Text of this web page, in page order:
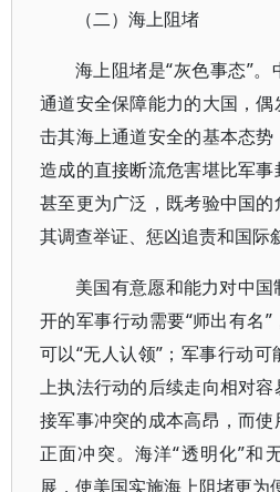
（二）海上阻堵
海上阻堵是“灰色事态”
通道安全保障能力的大国，
击其海上通道安全的基本态
造成的直接断流危害堪比军
甚至更为广泛，既考验中国
其调查举证、惩凶追责和国际
美国有意愿和能力对中
开的军事行动需要“师出有名
可以“无人认领”；军事行动
上执法行动的后续走向相对
接军事冲突的成本高昂，而
正面冲突。海洋“透明化”和
展，使美国实施海上阻堵更为